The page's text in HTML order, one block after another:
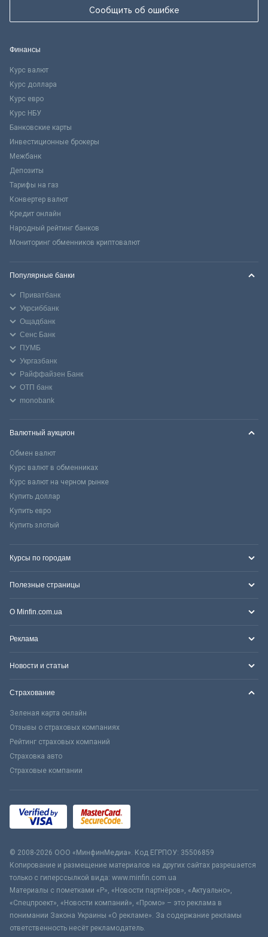
Сообщить об ошибке
Финансы
Курс валют
Курс доллара
Курс евро
Курс НБУ
Банковские карты
Инвестиционные брокеры
Межбанк
Депозиты
Тарифы на газ
Конвертер валют
Кредит онлайн
Народный рейтинг банков
Мониторинг обменников криптовалют
Популярные банки
Приватбанк
Укрсиббанк
Ощадбанк
Сенс Банк
ПУМБ
Укргазбанк
Райффайзен Банк
ОТП банк
monobank
Валютный аукцион
Обмен валют
Курс валют в обменниках
Курс валют на черном рынке
Купить доллар
Купить евро
Купить злотый
Курсы по городам
Полезные страницы
О Minfin.com.ua
Реклама
Новости и статьи
Страхование
Зеленая карта онлайн
Отзывы о страховых компаниях
Рейтинг страховых компаний
Страховка авто
Страховые компании
© 2008-2026 ООО «МинфинМедиа». Код ЕГРПОУ: 35506859
Копирование и размещение материалов на других сайтах разрешается
только с гиперссылкой вида: www.minfin.com.ua
Материалы с пометками «Р», «Новости партнёров», «Актуально»,
«Спецпроект», «Новости компаний», «Промо» – это реклама в
понимании Закона Украины «О рекламе». За содержание рекламы
ответственность несёт рекламодатель.